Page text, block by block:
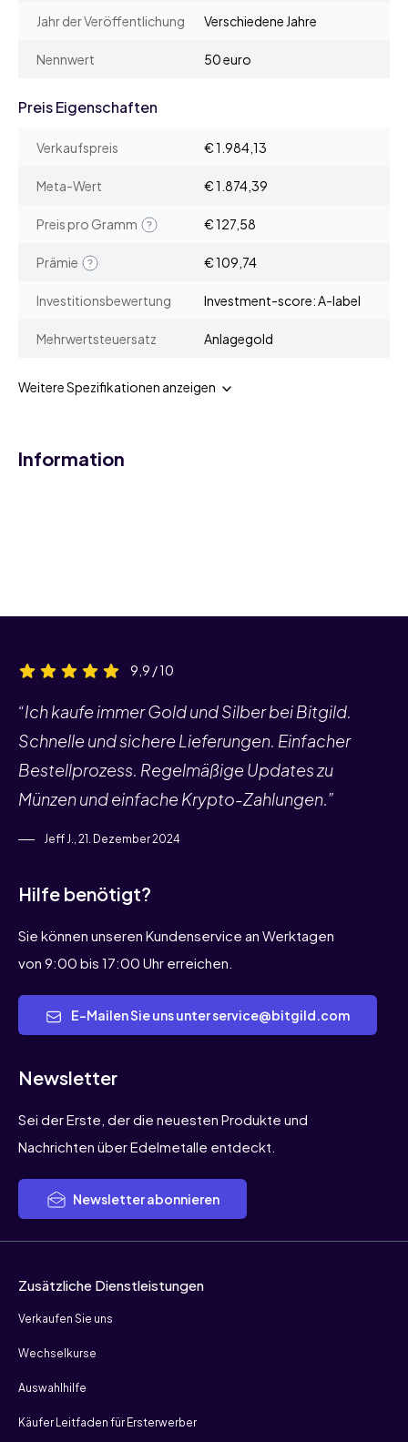
Jahr der Veröffentlichung Verschiedene Jahre
Nennwert 50 euro
Preis Eigenschaften
Verkaufspreis € 1.984,13
Meta-Wert € 1.874,39
Preis pro Gramm € 127,58
Prämie € 109,74
Investitionsbewertung Investment-score: A-label
Mehrwertsteuersatz Anlagegold
Weitere Spezifikationen anzeigen
Information
9,9 / 10
“Ich kaufe immer Gold und Silber bei Bitgild.
Schnelle und sichere Lieferungen. Einfacher
Bestellprozess. Regelmäßige Updates zu
Münzen und einfache Krypto-Zahlungen.”
Jeff J., 21. Dezember 2024
Hilfe benötigt?
Sie können unseren Kundenservice an Werktagen
von 9:00 bis 17:00 Uhr erreichen.
E-Mailen Sie uns unter service@bitgild.com
Newsletter
Sei der Erste, der die neuesten Produkte und
Nachrichten über Edelmetalle entdeckt.
Newsletter abonnieren
Zusätzliche Dienstleistungen
Verkaufen Sie uns
Wechselkurse
Auswahlhilfe
Käufer Leitfaden für Ersterwerber